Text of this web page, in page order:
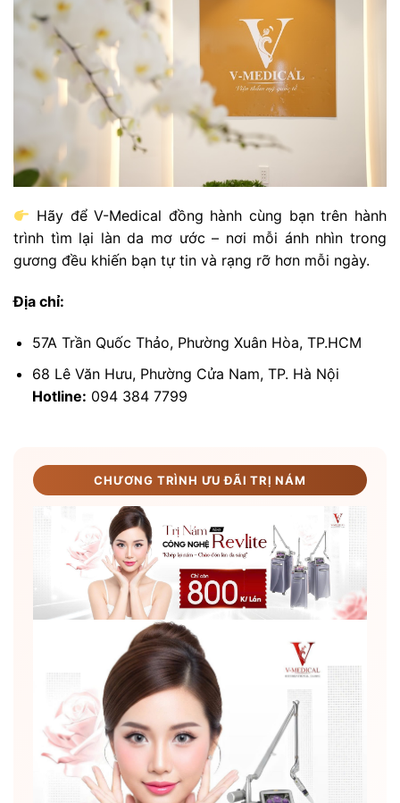
Hãy để V-Medical đồng hành cùng bạn trên hành
trình tìm lại làn da mơ ước – nơi mỗi ánh nhìn trong
gương đều khiến bạn tự tin và rạng rỡ hơn mỗi ngày.
Địa chỉ:
57A Trần Quốc Thảo, Phường Xuân Hòa, TP.HCM
68 Lê Văn Hưu, Phường Cửa Nam, TP. Hà Nội
Hotline: 094 384 7799
CHƯƠNG TRÌNH ƯU ĐÃI TRỊ NÁM